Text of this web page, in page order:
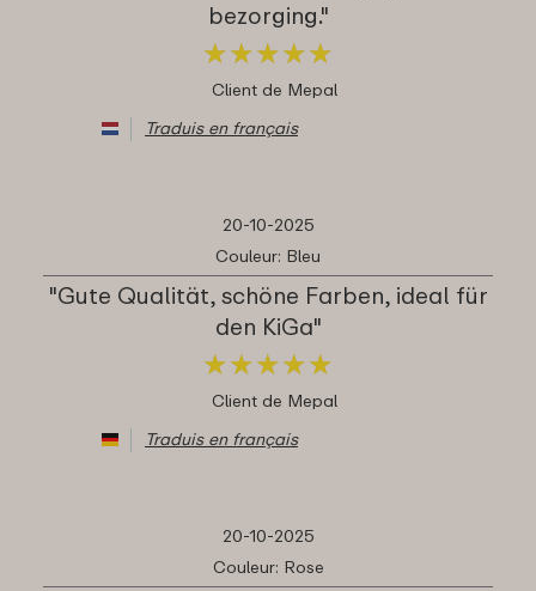
bezorging."
★★★★★
★★★★★
Client de Mepal
Traduis en français
20-10-2025
Couleur: Bleu
"Gute Qualität, schöne Farben, ideal für
den KiGa"
★★★★★
★★★★★
Client de Mepal
Traduis en français
20-10-2025
Couleur: Rose